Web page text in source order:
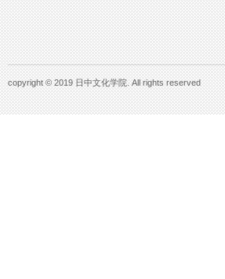
copyright © 2019 日中文化学院. All rights reserved